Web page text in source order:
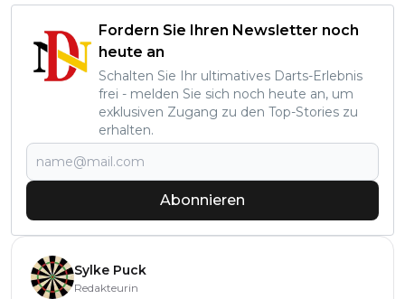
Fordern Sie Ihren Newsletter noch
heute an
Schalten Sie Ihr ultimatives Darts-Erlebnis
frei - melden Sie sich noch heute an, um
exklusiven Zugang zu den Top-Stories zu
erhalten.
Abonnieren
Sylke Puck
Redakteurin